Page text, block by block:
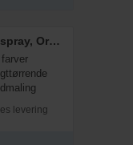
Mercalin Mærkespray, Orange, 500 ml
levering